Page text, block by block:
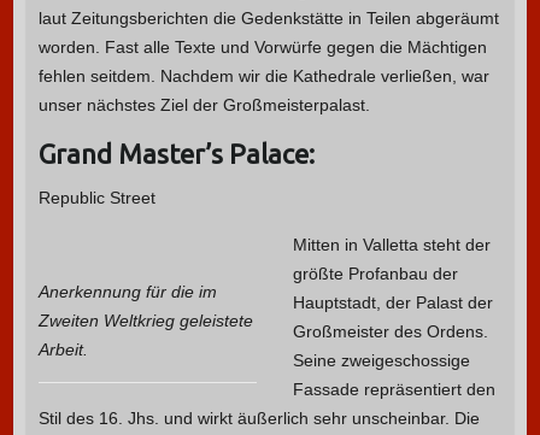
laut Zeitungsberichten die Gedenkstätte in Teilen abgeräumt
worden. Fast alle Texte und Vorwürfe gegen die Mächtigen
fehlen seitdem. Nachdem wir die Kathedrale verließen, war
unser nächstes Ziel der Großmeisterpalast.
Grand Master’s Palace:
Republic Street
Anerkennung für die im
Zweiten Weltkrieg geleistete
Arbeit.
Mitten in Valletta steht der
größte Profanbau der
Hauptstadt, der Palast der
Großmeister des Ordens.
Seine zweigeschossige
Fassade repräsentiert den
Stil des 16. Jhs. und wirkt äußerlich sehr unscheinbar. Die